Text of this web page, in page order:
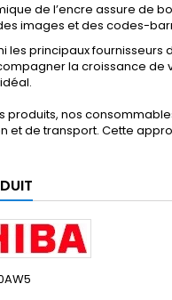
de l’encre assure de
images et des codes-
les principaux
la croissance de
produits, nos
et de transport. Cette